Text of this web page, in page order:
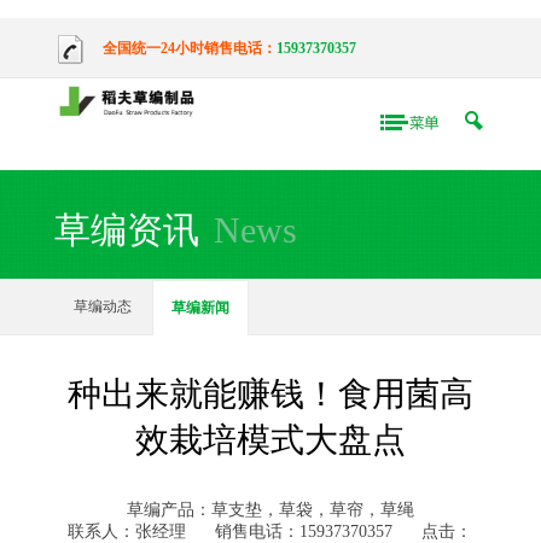
全国统一24小时销售电话： 15937370357
草编资讯 News
草编动态 草编新闻
种出来就能赚钱！食用菌高
效栽培模式大盘点
草编产品：草支垫，草袋，草帘，草绳
联系人：张经理
销售电话：15937370357
点击：